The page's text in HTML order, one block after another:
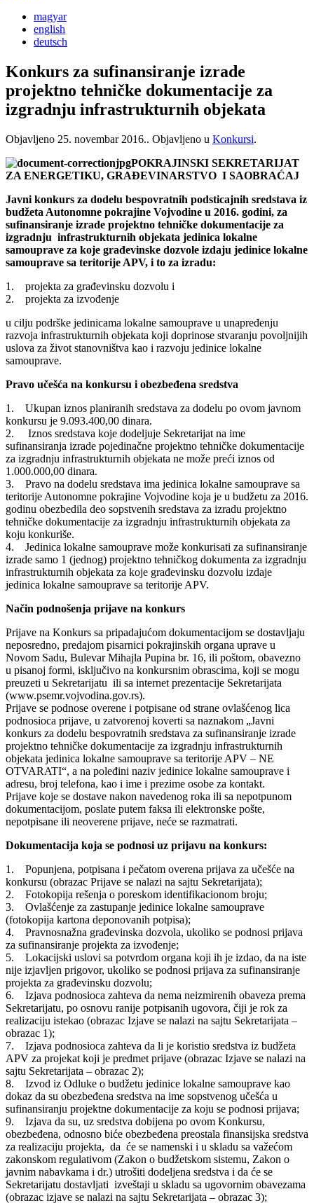
magyar
english
deutsch
Konkurs za sufinansiranje izrade
projektno tehničke dokumentacije za
izgradnju infrastrukturnih objekata
Objavljeno 25. novembar 2016.. Objavljeno u Konkursi.
POKRAJINSKI SEKRETARIJAT
ZA ENERGETIKU, GRAĐEVINARSTVO I SAOBRAĆAJ
Javni konkurs za dodelu bespovratnih podsticajnih sredstava iz
budžeta Autonomne pokrajine Vojvodine u 2016. godini, za
sufinansiranje izrade projektno tehničke dokumentacije za
izgradnju infrastrukturnih objekata jedinica lokalne
samouprave za koje građevinske dozvole izdaju jedinice lokalne
samouprave sa teritorije APV, i to za izradu:
1. projekta za građevinsku dozvolu i
2. projekta za izvođenje
u cilju podrške jedinicama lokalne samouprave u unapređenju
razvoja infrastrukturnih objekata koji doprinose stvaranju povoljnijih
uslova za život stanovništva kao i razvoju jedinice lokalne
samouprave.
Pravo učešća na konkursu i obezbeđena sredstva
1. Ukupan iznos planiranih sredstava za dodelu po ovom javnom
konkursu je 9.093.400,00 dinara.
2. Iznos sredstava koje dodeljuje Sekretarijat na ime
sufinansiranja izrade pojedinačne projektno tehničke dokumentacije
za izgradnju infrastrukturnih objekata ne može preći iznos od
1.000.000,00 dinara.
3. Pravo na dodelu sredstava ima jedinica lokalne samouprave sa
teritorije Autonomne pokrajine Vojvodine koja je u budžetu za 2016.
godinu obezbedila deo sopstvenih sredstava za izradu projektno
tehničke dokumentacije za izgradnju infrastrukturnih objekata za
koju konkuriše.
4. Jedinica lokalne samouprave može konkurisati za sufinansiranje
izrade samo 1 (jednog) projektno tehničkog dokumenta za izgradnju
infrastrukturnih objekata za koje građevinsku dozvolu izdaje
jedinica lokalne samouprave sa teritorije APV.
Način podnošenja prijave na konkurs
Prijave na Konkurs sa pripadajućom dokumentacijom se dostavljaju
neposredno, predajom pisarnici pokrajinskih organa uprave u
Novom Sadu, Bulevar Mihajla Pupina br. 16, ili poštom, obavezno
u pisanoj formi, isključivo na konkursnim obrascima, koji se mogu
preuzeti u Sekretarijatu ili sa internet prezentacije Sekretarijata
(www.psemr.vojvodina.gov.rs).
Prijave se podnose overene i potpisane od strane ovlašćenog lica
podnosioca prijave, u zatvorenoj koverti sa naznakom „Javni
konkurs za dodelu bespovratnih sredstava za sufinansiranje izrade
projektno tehničke dokumentacije za izgradnju infrastrukturnih
objekata jedinica lokalne samouprave sa teritorije APV – NE
OTVARATI“, a na poleđini naziv jedinice lokalne samouprave i
adresu, broj telefona, kao i ime i prezime osobe za kontakt.
Prijave koje se dostave nakon navedenog roka ili sa nepotpunom
dokumentacijom, poslate putem faksa ili elektronske pošte,
nepotpisane ili neoverene prijave, neće se razmatrati.
Dokumentacija koja se podnosi uz prijavu na konkurs:
1. Popunjena, potpisana i pečatom overena prijava za učešće na
konkursu (obrazac Prijave se nalazi na sajtu Sekretarijata);
2. Fotokopija rešenja o poreskom identifikacionom broju;
3. Ovlašćenje za zastupanje jedinice lokalne samouprave
(fotokopija kartona deponovanih potpisa);
4. Pravnosnažna građevinska dozvola, ukoliko se podnosi prijava
za sufinansiranje projekta za izvođenje;
5. Lokacijski uslovi sa potvrdom organa koji ih je izdao, da na iste
nije izjavljen prigovor, ukoliko se podnosi prijava za sufinansiranje
projekta za građevinsku dozvolu;
6. Izjava podnosioca zahteva da nema neizmirenih obaveza prema
Sekretarijatu, po osnovu ranije potpisanih ugovora, čiji je rok za
realizaciju istekao (obrazac Izjave se nalazi na sajtu Sekretarijata –
obrazac 1);
7. Izjava podnosioca zahteva da li je koristio sredstva iz budžeta
APV za projekat koji je predmet prijave (obrazac Izjave se nalazi na
sajtu Sekretarijata – obrazac 2);
8. Izvod iz Odluke o budžetu jedinice lokalne samouprave kao
dokaz da su obezbeđena sredstva na ime sopstvenog učešća u
sufinansiranju projektne dokumentacije za koju se podnosi prijava;
9. Izjava da su, uz sredstva dobijena po ovom Konkursu,
obezbeđena, odnosno biće obezbeđena preostala finansijska sredstva
za realizaciju projekta, da će se namenski i u skladu sa važećom
zakonskom regulativom (Zakon o budžetskom sistemu, Zakon o
javnim nabavkama i dr.) utrošiti dodeljena sredstva i da će se
Sekretarijatu dostavljati izveštaji u skladu sa ugovornim obavezama
(obrazac izjave se nalazi na sajtu Sekretarijata – obrazac 3);